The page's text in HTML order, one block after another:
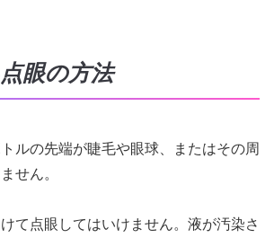
眼の方法
ルの先端が睫毛や眼球、またはその周
せん。
て点眼してはいけません。液が汚染さ